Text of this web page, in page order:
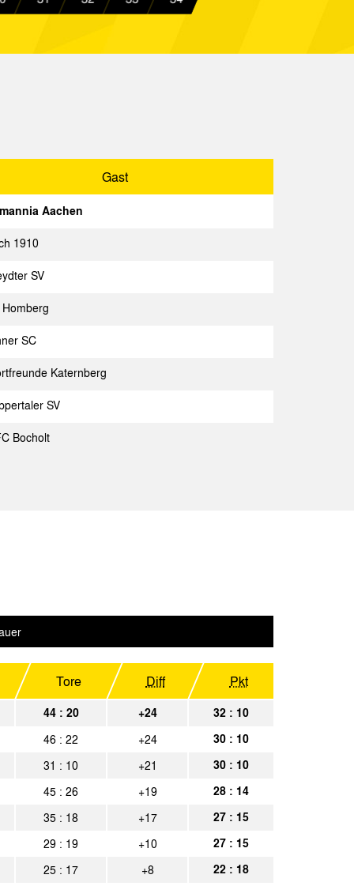
Aachen
Spielbericht
Aachen
Spielbericht
Aachen
II
Spielbericht
Aachen
Spielbericht
Köln 04
Spielbericht
Spielbericht
Aachen
Spielbericht
Spielbericht
Aachen
Spielbericht
Spielbericht
Gast
Aachen
1910
SV
SC
Katernberg
SV
Bocholt
Tore Diff Pkt
44 : 20 +24 32 : 10
46 : 22 +24 30 : 10
31 : 10 +21 30 : 10
45 : 26 +19 28 : 14
35 : 18 +17 27 : 15
29 : 19 +10 27 : 15
25 : 17 +8 22 : 18